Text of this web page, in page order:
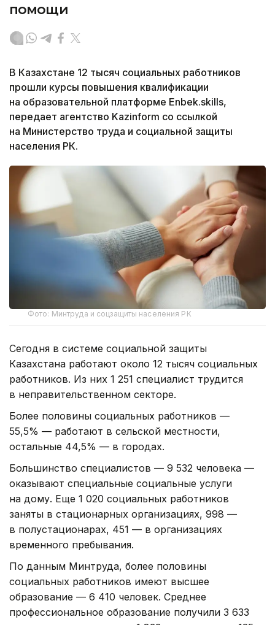
помощи
В Казахстане 12 тысяч социальных работников
прошли курсы повышения квалификации
на образовательной платформе Enbek.skills,
передает агентство Kazinform со ссылкой
на Министерство труда и социальной защиты
населения РК.
Фото: Минтруда и соцзащиты населения РК
Сегодня в системе социальной защиты
Казахстана работают около 12 тысяч социальных
работников. Из них 1 251 специалист трудится
в неправительственном секторе.
Более половины социальных работников —
55,5% — работают в сельской местности,
остальные 44,5% — в городах.
Большинство специалистов — 9 532 человека —
оказывают специальные социальные услуги
на дому. Еще 1 020 социальных работников
заняты в стационарных организациях, 998 —
в полустационарах, 451 — в организациях
временного пребывания.
По данным Минтруда, более половины
социальных работников имеют высшее
образование — 6 410 человек. Среднее
профессиональное образование получили 3 633